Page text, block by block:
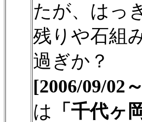
たが、はっ
残りや石組
過ぎか？
[2006/09/02
は 「千代ヶ